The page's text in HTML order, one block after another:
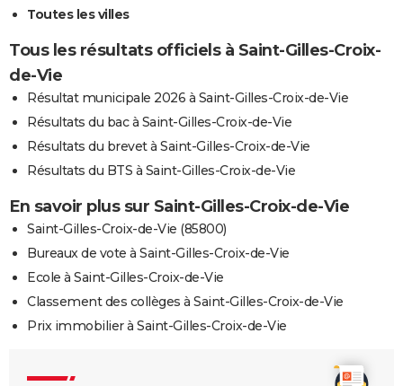
Toutes les villes
Tous les résultats officiels à Saint-Gilles-Croix-
de-Vie
Résultat municipale 2026 à Saint-Gilles-Croix-de-Vie
Résultats du bac à Saint-Gilles-Croix-de-Vie
Résultats du brevet à Saint-Gilles-Croix-de-Vie
Résultats du BTS à Saint-Gilles-Croix-de-Vie
En savoir plus sur Saint-Gilles-Croix-de-Vie
Saint-Gilles-Croix-de-Vie (85800)
Bureaux de vote à Saint-Gilles-Croix-de-Vie
Ecole à Saint-Gilles-Croix-de-Vie
Classement des collèges à Saint-Gilles-Croix-de-Vie
Prix immobilier à Saint-Gilles-Croix-de-Vie